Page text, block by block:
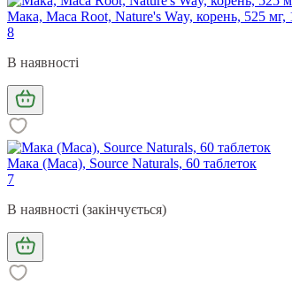
Мака, Maca Root, Nature's Way, корень, 525 мг,
8
В наявності
Мака (Maca), Source Naturals, 60 таблеток
7
В наявності (закінчується)